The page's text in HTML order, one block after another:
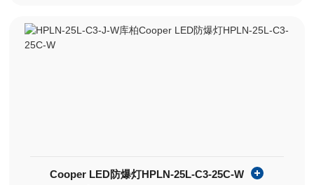
Cooper LED防爆灯HPLN-25L-C3-25C-W